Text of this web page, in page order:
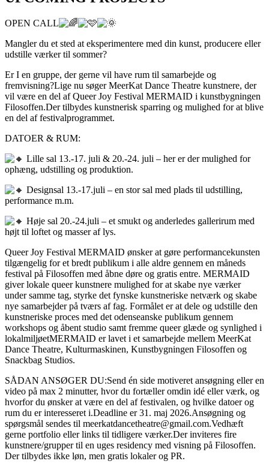
OPEN CALL
Mangler du et sted at eksperimentere med din kunst, producere eller
udstille værker til sommer?
Er I en gruppe, der gerne vil have rum til samarbejde og
fremvisning?Lige nu søger MeerKat Dance Theatre kunstnere, der
vil være en del af Queer Joy Festival MERMAID i kunstbygningen
Filosoffen.Der tilbydes kunstnerisk sparring og mulighed for at blive
en del af festivalprogrammet.
DATOER & RUM:
Lille sal 13.-17. juli & 20.-24. juli – her er der mulighed for
ophæng, udstilling og produktion.
Designsal 13.-17.juli – en stor sal med plads til udstilling,
performance m.m.
Høje sal 20.-24.juli – et smukt og anderledes gallerirum med
højt til loftet og masser af lys.
Queer Joy Festival MERMAID ønsker at gøre performancekunsten
tilgængelig for et bredt publikum i alle aldre gennem en måneds
festival på Filosoffen med åbne døre og gratis entre. MERMAID
giver lokale queer kunstnere mulighed for at skabe nye værker
under samme tag, styrke det fynske kunstneriske netværk og skabe
nye samarbejder på tværs af fag. Formålet er at dele og udstille den
kunstneriske proces med det odenseanske publikum gennem
workshops og åbent studio samt fremme queer glæde og synlighed i
lokalmiljøetMERMAID er lavet i et samarbejde mellem MeerKat
Dance Theatre, Kulturmaskinen, Kunstbygningen Filosoffen og
Snackbag Studios.
SÅDAN ANSØGER DU:Send én side motiveret ansøgning eller en
video på max 2 minutter, hvor du fortæller omdin idé eller værk, og
hvorfor du ønsker at være en del af festivalen, og hvilke datoer og
rum du er interesseret i.Deadline er 31. maj 2026.Ansøgning og
spørgsmål sendes til meerkatdancetheatre@gmail.com.Vedhæft
gerne portfolio eller links til tidligere værker.Der inviteres fire
kunstnere/grupper til en uges residency med visning på Filosoffen.
Der tilbydes ikke løn, men gratis lokaler og PR.